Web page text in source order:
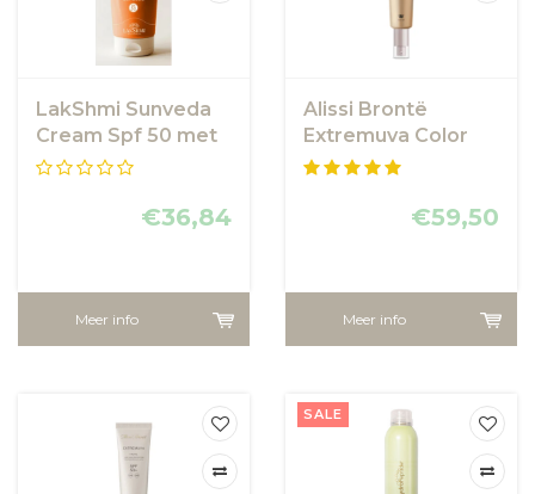
LakShmi Sunveda
Cream Spf 50 met
amandelolie
€36,84
Meer info
Alissi Brontë
Extremuva Color
Facial SPF50+ 90
€59,50
Meer info
SALE